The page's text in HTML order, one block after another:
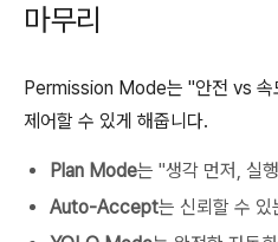
마무리
Permission Mode는 "안전 vs 속
제어할 수 있게 해줍니다.
Plan Mode는 "생각 먼저, 실
Auto-Accept는 신뢰할 수